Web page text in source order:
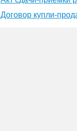
Договор купли-